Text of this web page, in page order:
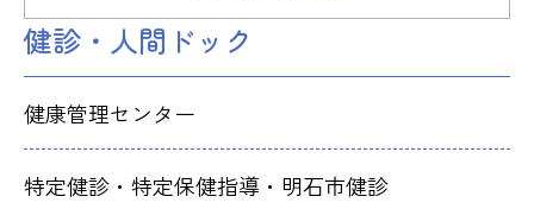
健診・人間ドック
健康管理センター
特定健診・特定保健指導・明石市健診